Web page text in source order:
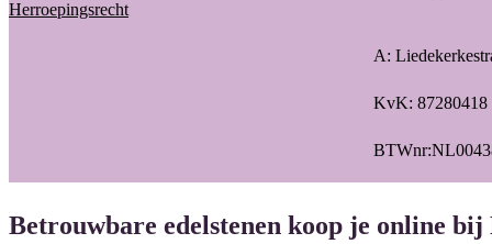
Herroepingsrecht
A:
KvK: 87280418
Betrouwbare edelstenen koop je online bij